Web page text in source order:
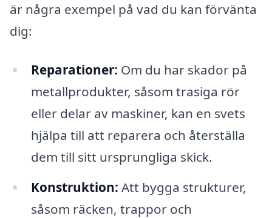
är några exempel på vad du kan förvänta
dig:
Reparationer: Om du har skador på
metallprodukter, såsom trasiga rör
eller delar av maskiner, kan en svets
hjälpa till att reparera och återställa
dem till sitt ursprungliga skick.
Konstruktion: Att bygga strukturer,
såsom räcken, trappor och